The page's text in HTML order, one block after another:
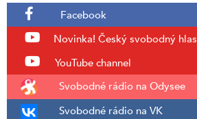
Facebook
Novinka! Český svobodný hlas
YouTube channel
Svobodné rádio na Odysee
Svobodné rádio na VK